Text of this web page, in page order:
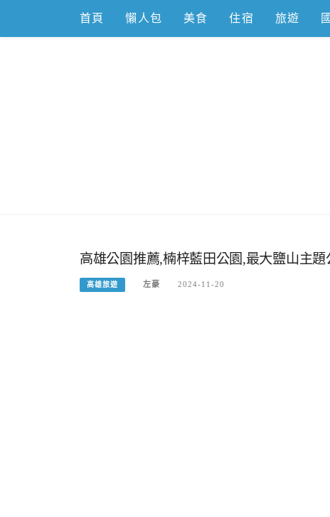
content
首頁 懶人包 美食 住宿 旅遊
高雄公園推薦,楠梓藍田公園,最大鹽山主
高雄旅遊 左豪 2024-11-20